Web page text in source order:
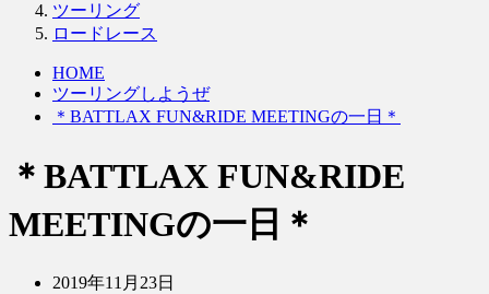
ツーリング
ロードレース
HOME
ツーリングしようぜ
＊BATTLAX FUN&RIDE MEETINGの一日＊
＊BATTLAX FUN&RIDE
MEETINGの一日＊
2019年11月23日